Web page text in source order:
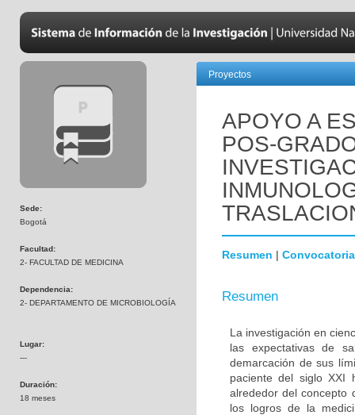
Sede:
Bogotá
Facultad:
2- FACULTAD DE MEDICINA
Dependencia:
2- DEPARTAMENTO DE MICROBIOLOGÍA
Lugar:
---
Duración:
18 meses
Proyectos
APOYO A
POS-
Resumen | Convocatoria
Resumen
La investigación en
las expectativas de
demarcación de sus
paciente del siglo XXI
alrededor del concepto
los logros de la